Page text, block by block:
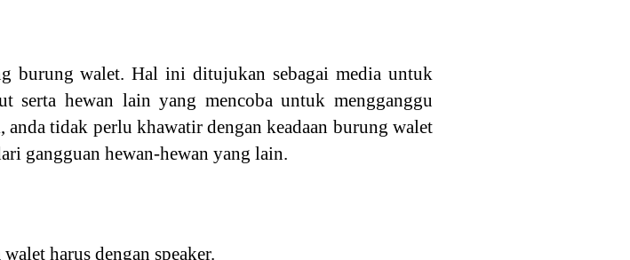
burung walet. Hal ini ditujukan sebagai media untuk
serta hewan lain yang mencoba untuk mengganggu
tidak perlu khawatir dengan keadaan burung walet
gangguan hewan-hewan yang lain.
harus dengan speaker.